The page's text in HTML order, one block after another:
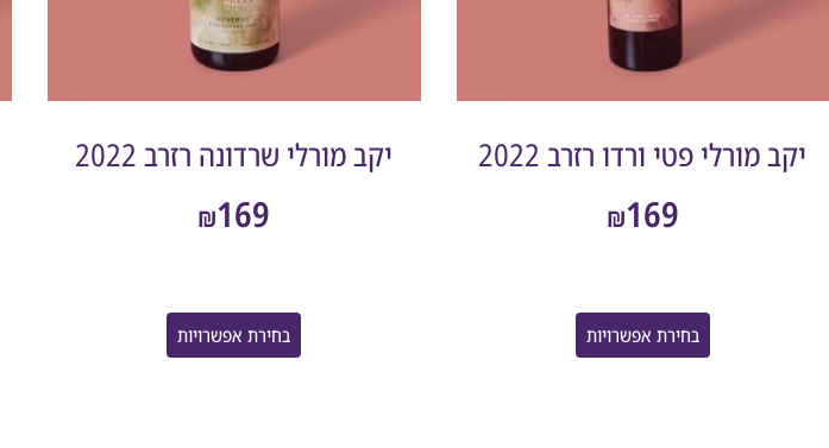
יקב מורלי פטי ורדו רזרב 2022
₪169
בחירת אפשרויות
יקב מורלי שרדונה רזרב 2022
₪169
בחירת אפשרויות